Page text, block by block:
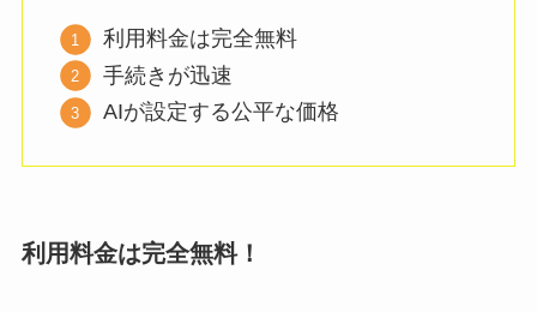
利用料金は完全無料
手続きが迅速
AIが設定する公平な価格
利用料金は完全無料！